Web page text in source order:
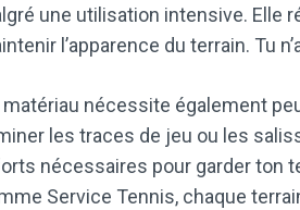
une utilisation intensive. Elle
l’apparence du terrain. Tu
matériau nécessite également
les traces de jeu ou les
nécessaires pour garder ton
Service Tennis, chaque